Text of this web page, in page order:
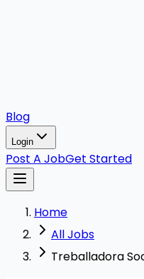
Blog
Login
Post A JobGet Started
Home
All Jobs
Treballadora